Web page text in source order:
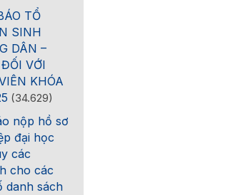
TỔ
SINH
DÂN –
VỚI
KHÓA
(34.629)
nộp hồ sơ
đại học
các
cho các
danh sách